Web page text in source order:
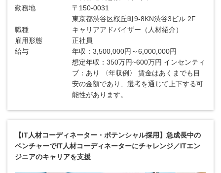
勤務地
〒150-0031
東京都渋谷区桜丘町9-8KN渋谷3ビル 2F
職種
キャリアアドバイザー（人材紹介）
雇用形態
正社員
給与
年収：3,500,000円～6,000,000円
想定年収：350万円~600万円 インセンティ
ブ：あり 〈年収例〉 賃金はあくまでも目
安の金額であり、選考を通じて上下する可
能性があります。
【IT人材コーディネーター・ポテンシャル採用】急成長中の
ベンチャーでIT人材コーディネーターにチャレンジ／ITエン
ジニアのキャリアを支援